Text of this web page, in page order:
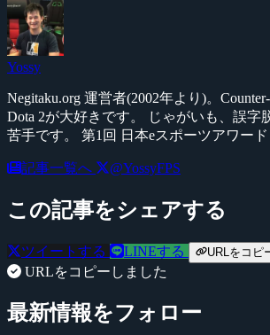
Yossy
Negitaku.org 運営者(2002年より)。
Dota 2が大好きです。 じゃがいも、誤字
苦手です。 第1回 日本eスポーツアワー
記事一覧へ @YossyFPS
この記事をシェアする
ツイートする LINEする URLをコピ
URLをコピーしました
最新情報をフォロー